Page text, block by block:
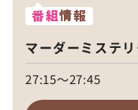
番組情報
マーダーミステ
27:15～27:45